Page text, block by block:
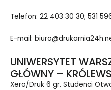
Telefon: 22 403 30 30; 531
E-mail:
UNIWERSYTET
GŁÓWNY –
Xero/Druk 6 gr. Studenci